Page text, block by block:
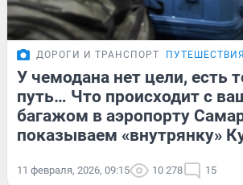
ДОРОГИ И ТРАНСПОРТ
У чемодана нет цели, есть
путь… Что происходит с
багажом в аэропорту
показываем «внутрянку»
11 февраля, 2026, 09:15 10 278 15